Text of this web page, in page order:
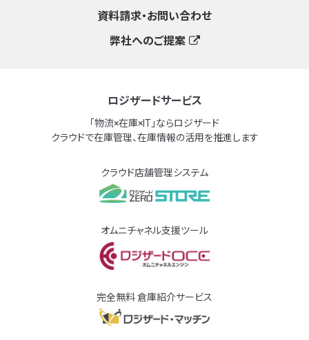
資料請求・お問い合わせ
弊社へのご提案
ロジザードサービス
「物流×在庫×IT」ならロジザード
クラウドで在庫管理、在庫情報の活用を推進します
クラウド店舗管理システム
オムニチャネル支援ツール
完全無料 倉庫紹介サービス